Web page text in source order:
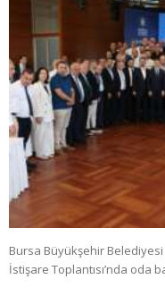
Bursa Büyükşehir
İstişare Toplantısı’nda oda